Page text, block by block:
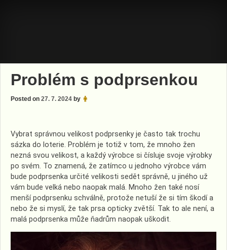
Problém s podprsenkou
Posted on 27. 7. 2024 by
Vybrat správnou velikost podprsenky je často tak trochu
sázka do loterie. Problém je totiž v tom, že mnoho žen
nezná svou velikost, a každý výrobce si čísluje svoje výrobky
po svém. To znamená, že zatímco u jednoho výrobce vám
bude podprsenka určité velikosti sedět správně, u jiného už
vám bude velká nebo naopak malá. Mnoho žen také nosí
menší podprsenku schválně, protože netuší že si tím škodí a
nebo že si myslí, že tak prsa opticky zvětší. Tak to ale není, a
malá podprsenka může ňadrům naopak uškodit.